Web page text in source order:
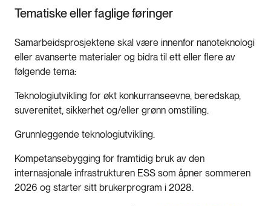
Tematiske eller faglige føringer
Samarbeidsprosjektene skal være innenfor nanoteknologi
eller avanserte materialer og bidra til ett eller flere av
følgende tema:
Teknologiutvikling for økt konkurranseevne, beredskap,
suverenitet, sikkerhet og/eller grønn omstilling.
Grunnleggende teknologiutvikling.
Kompetansebygging for framtidig bruk av den
internasjonale infrastrukturen ESS som åpner sommeren
2026 og starter sitt brukerprogram i 2028.